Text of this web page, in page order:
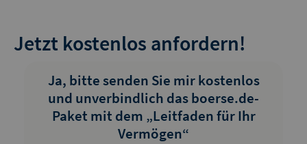
Jetzt kostenlos anfordern!
Ja, bitte senden Sie mir kostenlos
und unverbindlich das boerse.de-
Paket mit dem „Leitfaden für Ihr
Vermögen“